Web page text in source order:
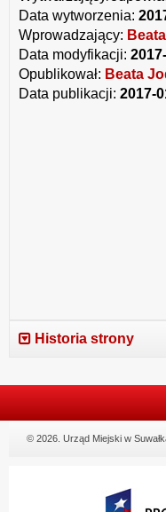
Data wytworzenia:
Wprowadzający:
Data modyfikacji:
Opublikował: Beata
Data publikacji: 2017-
Historia strony
© 2026. Urząd Miejski w